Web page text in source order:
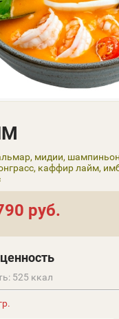
мидии,
каффир лайм,
руб.
525 ккал